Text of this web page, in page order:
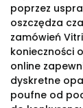
poprzez
oszczędza
zamówień
konieczności
online
dyskretne
poufne od